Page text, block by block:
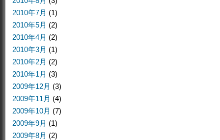
2010年7月 (1)
2010年5月 (2)
2010年4月 (2)
2010年3月 (1)
2010年2月 (2)
2010年1月 (3)
2009年12月 (3)
2009年11月 (4)
2009年10月 (7)
2009年9月 (1)
2009年8月 (2)